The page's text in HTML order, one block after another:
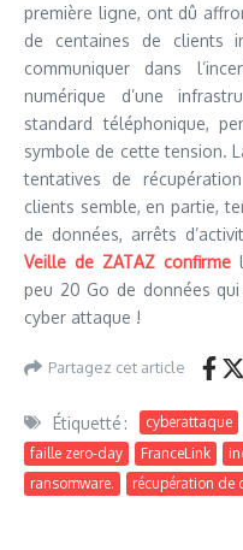
première ligne, ont dû
de centaines de clients
communiquer dans
numérique d’une
standard téléphonique,
symbole de cette tension.
tentatives de
clients semble, en partie,
de données, arrêts
Veille de ZATAZ confirme
peu 20 Go de données
cyber attaque !
Partagez cet article
Étiquetté : cyberattaque
faille zero-day
FranceLink
ransomware.
récupération de